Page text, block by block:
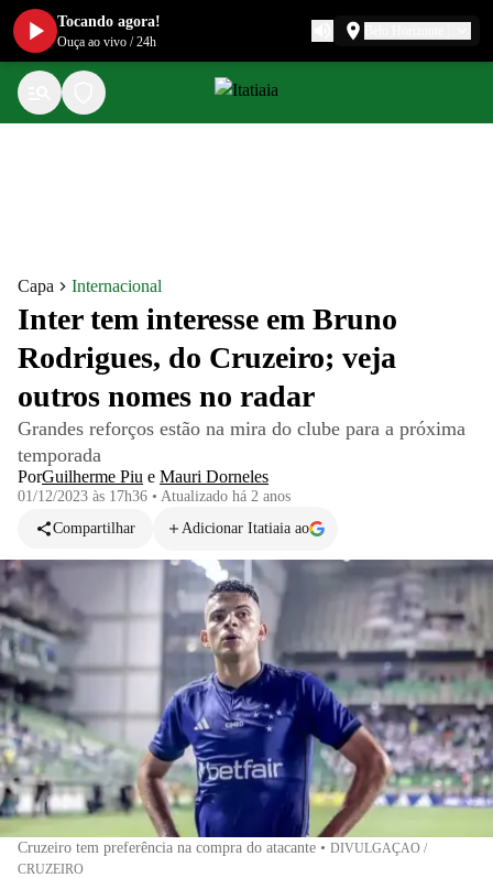
Capa Internacional
Inter tem interesse em Bruno
Rodrigues, do Cruzeiro; veja
outros nomes no radar
Grandes reforços estão na mira do clube para a próxima
temporada
PorGuilherme Piu e Mauri Dorneles
01/12/2023 às 17h36 • Atualizado há 2 anos
Compartilhar
Adicionar Itatiaia ao
Cruzeiro tem preferência na compra do atacante • DIVULGAÇAO /
CRUZEIRO
Tocando agora!
Ouça ao vivo /24h